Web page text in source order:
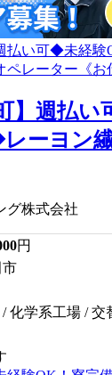
】週払
ーヨン
グ株式会社
円
市
化学系工場 / 交